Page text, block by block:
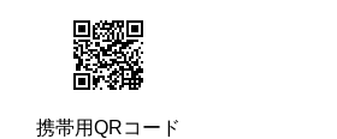
携帯用QRコード